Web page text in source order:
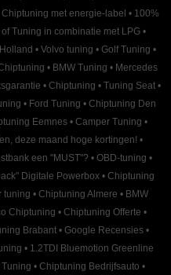
Chiptuning met energie-label • 100%
Tuning in combinatie met LPG •
• Volvo tuning • Golf Tuning •
• BMW Tuning • Mercedes
• Chiptuning • Tuning Seat •
• Ford Tuning • Chiptuning Den
Eemnes • Camper Tuning •
deze maand hoge kortingen! •
een "MUST"? • OBD-tuning •
Digitale Powerbox • Chiptuning
tuning • Chiptuning Almere • BMW
Chiptuning • Chiptuning Offerte •
Brabant • Google Recensies •
• 1.2TDI Bluemotion Greenline
• Chiptuning Bedrijfsauto •